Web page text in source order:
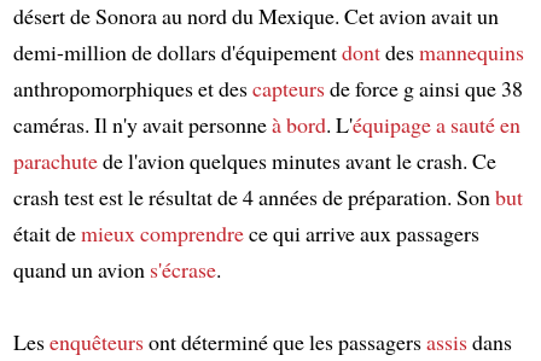
désert de Sonora au nord du Mexique. Cet avion avait un
demi-million de dollars d'équipementdontdesmannequins
anthropomorphiques et descapteursde force g ainsi que 38
caméras. Il n'y avait personneà bord. L'équipagea sauté en
parachutede l'avion quelques minutes avant le crash. Ce
crash test est le résultat de 4 années de préparation. Sonbut
était demieux comprendrece qui arrive aux passagers
quand un avion s'écrase.
Lesenquêteursont déterminé que les passagersassisdans